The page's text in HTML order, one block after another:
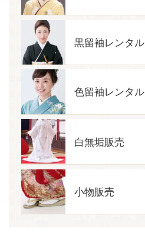
黒留袖レンタル
色留袖レンタル
白無垢販売
小物販売